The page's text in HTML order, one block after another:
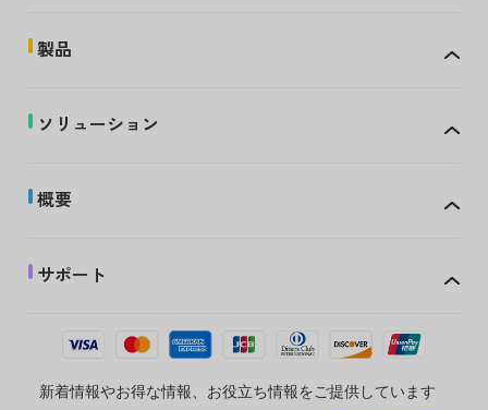
製品
ソリューション
概要
サポート
新着情報やお得な情報、お役立ち情報をご提供しています